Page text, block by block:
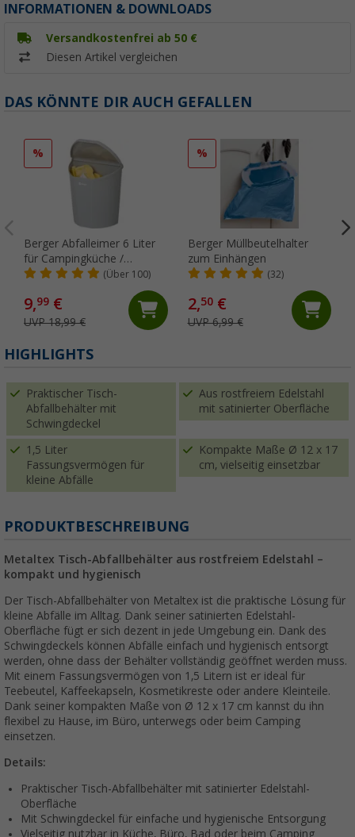
INFORMATIONEN & DOWNLOADS
Versandkostenfrei ab 50 €
Diesen Artikel vergleichen
DAS KÖNNTE DIR AUCH GEFALLEN
%
Berger Abfalleimer 6 Liter
für Campingküche /
Wohnwagen-Tür(Über 100)
9,99 €
UVP 18,99 €
%
Berger Müllbeutelhalter
zum Einhängen
(32)
2,50€
UVP 6,99 €
HIGHLIGHTS
Praktischer Tisch-
Abfallbehälter mit
Schwingdeckel
Aus rostfreiem Edelstahl
mit satinierter Oberfläche
1,5 Liter
Fassungsvermögen für
kleine Abfälle
Kompakte Maße Ø 12 x 17
cm, vielseitig einsetzbar
PRODUKTBESCHREIBUNG
Metaltex Tisch-Abfallbehälter aus rostfreiem Edelstahl –
kompakt und hygienisch
Der Tisch-Abfallbehälter von Metaltex ist die praktische Lösung für
kleine Abfälle im Alltag. Dank seiner satinierten Edelstahl-
Oberfläche fügt er sich dezent in jede Umgebung ein. Dank des
Schwingdeckels können Abfälle einfach und hygienisch entsorgt
werden, ohne dass der Behälter vollständig geöffnet werden muss.
Mit einem Fassungsvermögen von 1,5 Litern ist er ideal für
Teebeutel, Kaffeekapseln, Kosmetikreste oder andere Kleinteile.
Dank seiner kompakten Maße von Ø 12 x 17 cm kannst du ihn
flexibel zu Hause, im Büro, unterwegs oder beim Camping
einsetzen.
Details:
Praktischer Tisch-Abfallbehälter mit satinierter Edelstahl-
Oberfläche
Mit Schwingdeckel für einfache und hygienische Entsorgung
Vielseitig nutzbar in Küche, Büro, Bad oder beim Camping